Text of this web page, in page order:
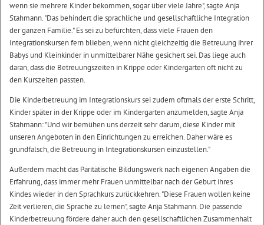
wenn sie mehrere Kinder bekommen, sogar über viele Jahre", sagte Anja
Stahmann. "Das behindert die sprachliche und gesellschaftliche Integration
der ganzen Familie." Es sei zu befürchten, dass viele Frauen den
Integrationskursen fern blieben, wenn nicht gleichzeitig die Betreuung ihrer
Babys und Kleinkinder in unmittelbarer Nähe gesichert sei. Das liege auch
daran, dass die Betreuungszeiten in Krippe oder Kindergarten oft nicht zu
den Kurszeiten passten.
Die Kinderbetreuung im Integrationskurs sei zudem oftmals der erste Schritt,
Kinder später in der Krippe oder im Kindergarten anzumelden, sagte Anja
Stahmann: "Und wir bemühen uns derzeit sehr darum, diese Kinder mit
unseren Angeboten in den Einrichtungen zu erreichen. Daher wäre es
grundfalsch, die Betreuung in Integrationskursen einzustellen."
Außerdem macht das Paritätische Bildungswerk nach eigenen Angaben die
Erfahrung, dass immer mehr Frauen unmittelbar nach der Geburt ihres
Kindes wieder in den Sprachkurs zurückkehren. "Diese Frauen wollen keine
Zeit verlieren, die Sprache zu lernen", sagte Anja Stahmann. Die passende
Kinderbetreuung fördere daher auch den gesellschaftlichen Zusammenhalt